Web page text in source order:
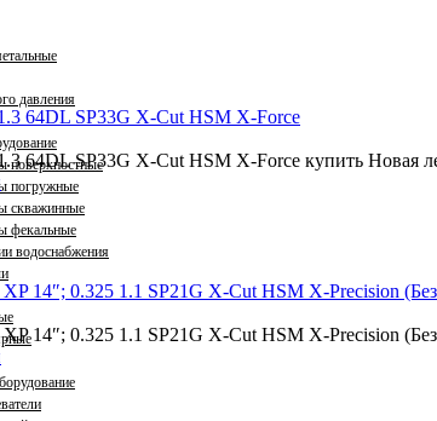
давления
поверхностные
погружные
скважинные
фекальные
водоснабжения
64DL SP33G X-Cut HSM X-Force
64DL SP33G X-Cut HSM X-Force купить Новая
14″; 0.325 1.1 SP21G X-Cut HSM X-Precision
14″; 0.325 1.1 SP21G X-Cut HSM X-Precision